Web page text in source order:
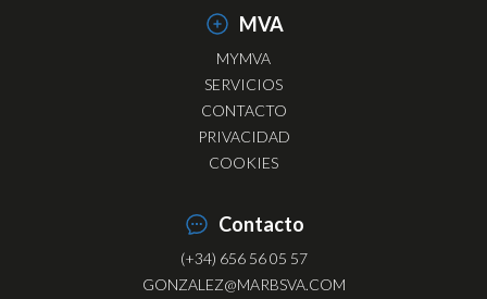
MVA
MYMVA
SERVICIOS
CONTACTO
PRIVACIDAD
COOKIES
Contacto
(+34) 656 56 05 57
GONZALEZ@MARBSVA.COM